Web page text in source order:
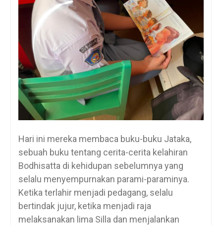
Hari ini mereka membaca buku-buku Jataka,
sebuah buku tentang cerita-cerita kelahiran
Bodhisatta di kehidupan sebelumnya yang
selalu menyempurnakan parami-paraminya.
Ketika terlahir menjadi pedagang, selalu
bertindak jujur, ketika menjadi raja
melaksanakan lima Silla dan menjalankan